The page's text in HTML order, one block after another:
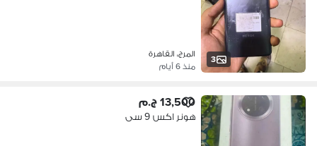
3
المرج، القاهرة
منذ 6 أيام
13,500 ج.م
هونر اكس 9 سى